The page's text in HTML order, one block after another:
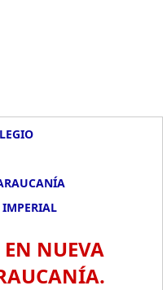
IMPERIAL
EN NUEVA